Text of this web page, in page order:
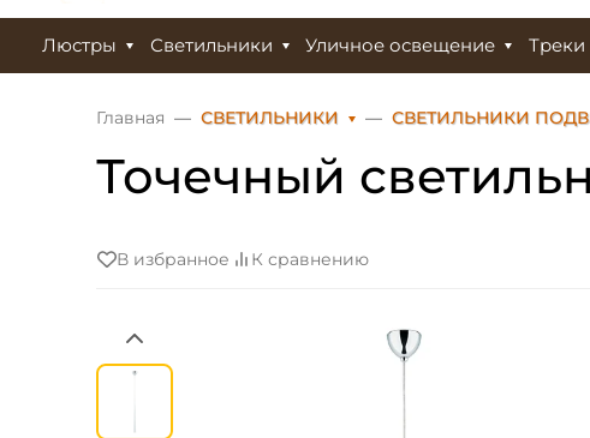
Люстры Светильники Уличное освещение Треки
Главная СВЕТИЛЬНИКИ СВЕТИЛЬНИКИ
Точечный
В избранное К сравнению